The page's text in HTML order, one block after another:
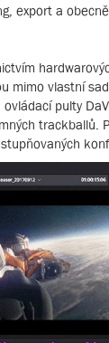
export a
mimo vlastní
pulty
trackballů.